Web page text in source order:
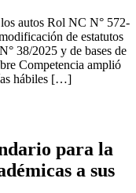
autos Rol NC N° 572-
de estatutos
38/2025 y de bases de
Competencia amplió
hábiles […]
para la
a sus